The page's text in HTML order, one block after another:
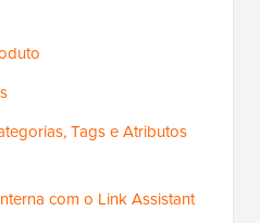
Tags e Atributos
com o Link Assistant